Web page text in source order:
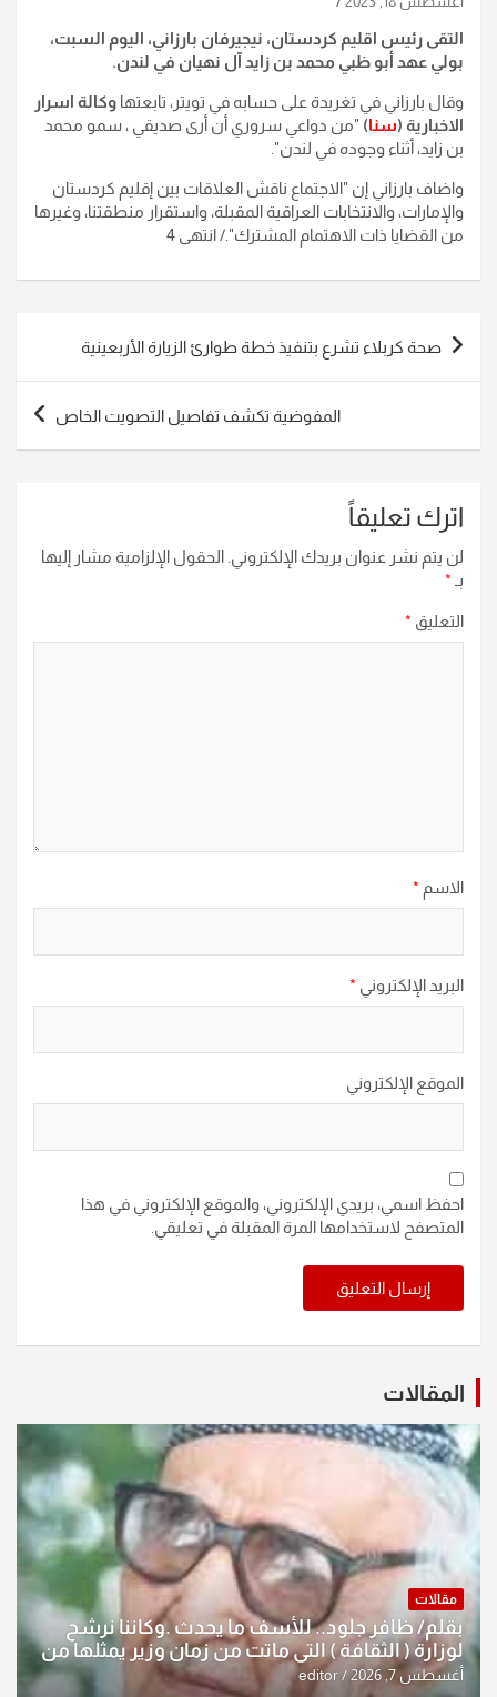
التقى رئيس اقليم كردستان، نيجيرفان بارزاني، اليوم السبت،
بولي عهد أبو ظبي محمد بن زايد آل نهيان في لندن.
وقال بارزاني في تغريدة على حسابه في تويتر، تابعتها وكالة اسرار
الاخبارية (سنا) "من دواعي سروري أن أرى صديقي ، سمو محمد
بن زايد، أثناء وجوده في لندن".
واضاف بارزاني إن "الاجتماع ناقش العلاقات بين إقليم كردستان
والإمارات، والانتخابات العراقية المقبلة، واستقرار منطقتنا، وغيرها
من القضايا ذات الاهتمام المشترك"./ انتهى 4
تصفّح
المقالات
صحة كربلاء تشرع بتنفيذ خطة طوارئ الزيارة الأربعينية
المفوضية تكشف تفاصيل التصويت الخاص
اترك تعليقاً
لن يتم نشر عنوان بريدك الإلكتروني. الحقول الإلزامية مشار إليها
بـ *
التعليق *
الاسم *
البريد الإلكتروني *
الموقع الإلكتروني
احفظ اسمي، بريدي الإلكتروني، والموقع الإلكتروني في هذا
المتصفح لاستخدامها المرة المقبلة في تعليقي.
المقالات
مقالات
بقلم/ ظافر جلود.. للأسف ما يحدث .وكاننا نرشح
لوزارة ( الثقافة ) التي ماتت من زمان وزير يمثلها من
النخبة والإرث العظيم للثقافة العراقية..
أغسطس 7, 2026 editor